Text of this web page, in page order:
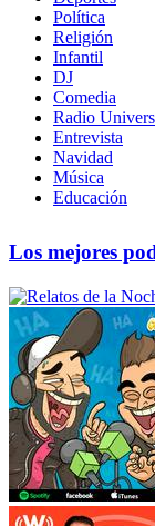
Política
Religión
Infantil
DJ
Comedia
Radio
Entrevista
Navidad
Música
Educación
Los mejores